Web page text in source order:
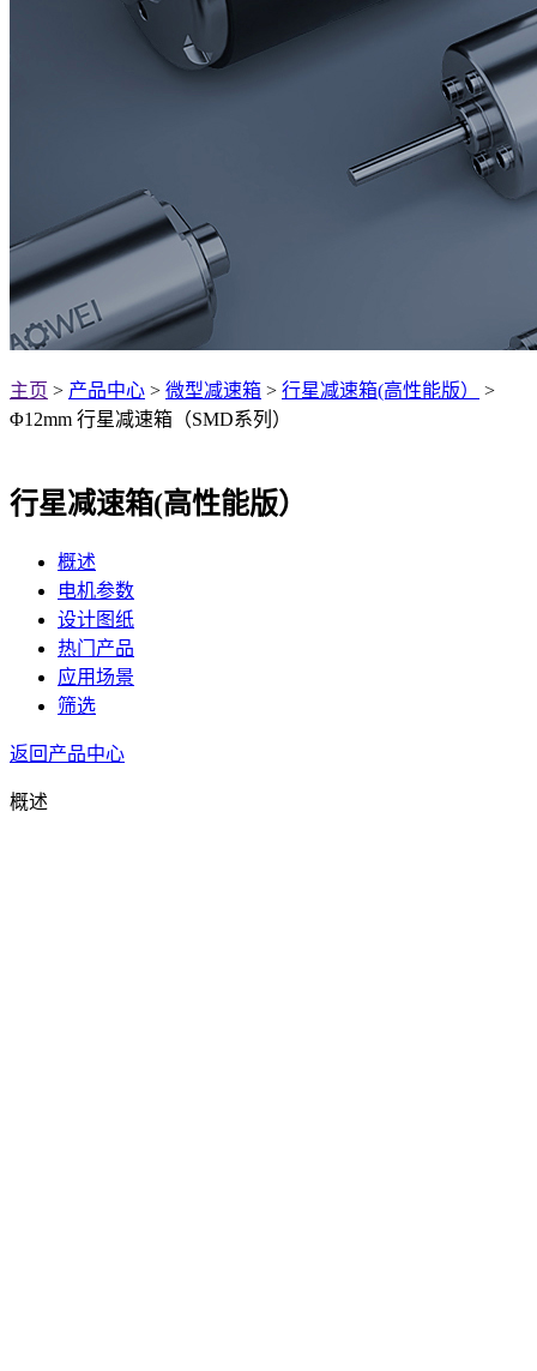
主页 > 产品中心 > 微型减速箱 > 行星减速箱(高性能版）
>
Φ12mm 行星减速箱（SMD系列）
行星减速箱(高性能版）
概述
电机参数
设计图纸
热门产品
应用场景
筛选
返回产品中心
概述